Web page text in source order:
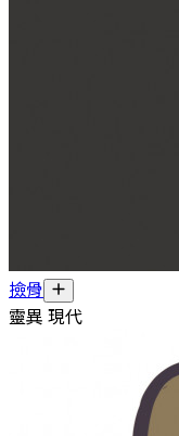
撿骨
靈異 現代